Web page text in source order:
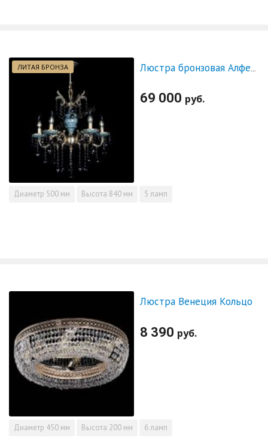
ЛИТАЯ БРОНЗА Люстра бронзовая Алфея №5 "Малахит" шар черная
69 000 руб.
Диаметр 500 мм Высота 840 мм 5 ламп
Люстра Венеция Кольцо
8 390 руб.
Диаметр 450 мм Высота 200 мм 6 ламп